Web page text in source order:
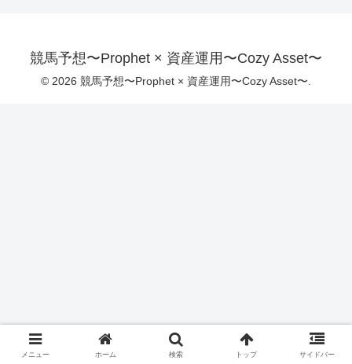
競馬予想〜Prophet × 資産運用〜Cozy Asset〜
© 2026 競馬予想〜Prophet × 資産運用〜Cozy Asset〜.
メニュー ホーム 検索 トップ サイドバー